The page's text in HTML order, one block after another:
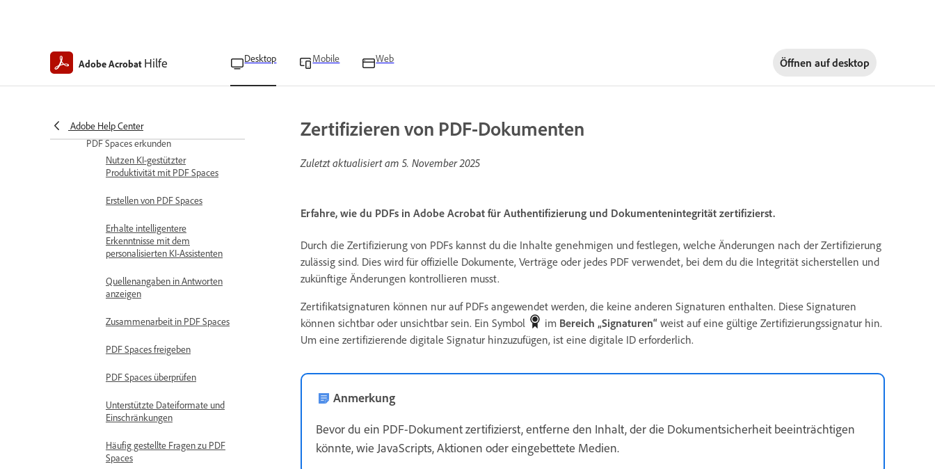
Adobe Acrobat Hilfe Desktop Mobile Web Öffnen aufdesktop
Adobe Help Center
einrichten
PDF Spaces erkunden
Nutzen KI-gestützter
Produktivität mit PDF Spaces
Erstellen von PDF Spaces
Erhalte intelligentere
Erkenntnisse mit dem
personalisierten KI-Assistenten
Quellenangaben in Antworten
anzeigen
Zusammenarbeit in PDF Spaces
PDF Spaces freigeben
PDF Spaces überprüfen
Unterstützte Dateiformate und
Einschränkungen
Häufig gestellte Fragen zu PDF
Spaces
Zertifizieren von PDF-Dokumenten
Zuletzt aktualisiert am 5. November 2025
Erfahre, wie du PDFs in Adobe Acrobat für Authentifizierung und Dokumentenintegrität zertifizierst.
Durch die Zertifizierung von PDFs kannst du die Inhalte genehmigen und festlegen, welche Änderungen nach der Zertifizierung
zulässig sind. Dies wird für offizielle Dokumente, Verträge oder jedes PDF verwendet, bei dem du die Integrität sicherstellen und
zukünftige Änderungen kontrollieren musst.
Zertifikatsignaturen können nur auf PDFs angewendet werden, die keine anderen Signaturen enthalten. Diese Signaturen
können sichtbar oder unsichtbar sein. Ein Symbol
im Bereich „Signaturen“ weist auf eine gültige Zertifizierungssignatur hin.
Um eine zertifizierende digitale Signatur hinzuzufügen, ist eine digitale ID erforderlich.
Anmerkung
Bevor du ein PDF-Dokument zertifizierst, entferne den Inhalt, der die Dokumentsicherheit beeinträchtigen
könnte, wie JavaScripts, Aktionen oder eingebettete Medien.